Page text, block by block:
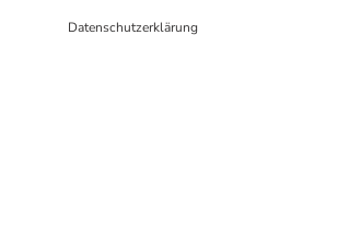
Datenschutzerklärung